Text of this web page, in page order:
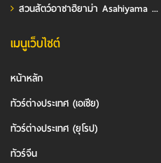
สวนสัตว์อาซาฮิยาม่า Asahiyama ...
เมนูเว็บไซต์
หน้าหลัก
ทัวร์ต่างประเทศ (เอเชีย)
ทัวร์ต่างประเทศ (ยุโรป)
ทัวร์จีน